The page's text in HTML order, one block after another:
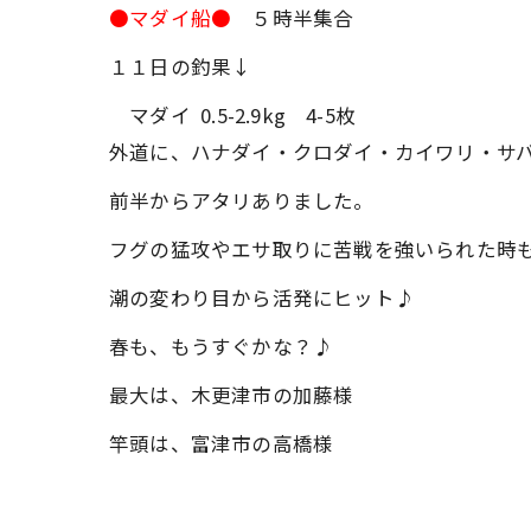
●マダイ船●
５時半集合
１１日の釣果↓
マダイ 0.5-2.9kg 4-5枚
外道に、ハナダイ・クロダイ・カイワリ・サ
前半からアタリありました。
フグの猛攻やエサ取りに苦戦を強いられた時
潮の変わり目から活発にヒット♪
春も、もうすぐかな？♪
最大は、木更津市の加藤様
竿頭は、富津市の高橋様